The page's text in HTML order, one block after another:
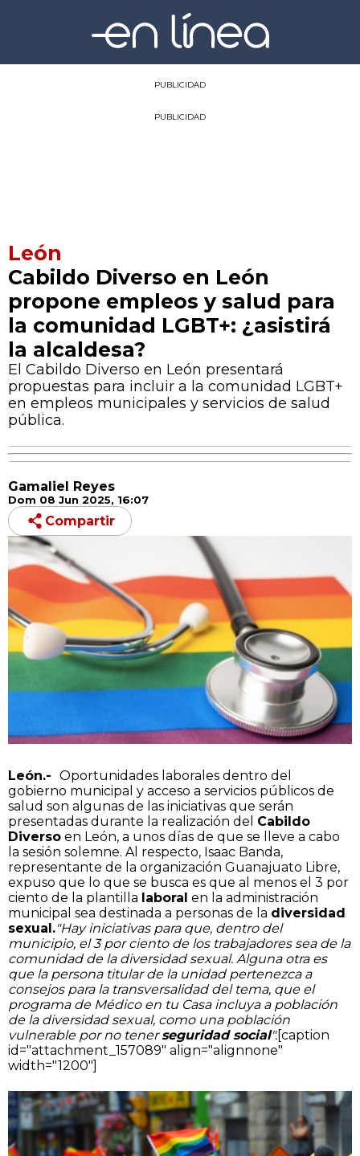
PUBLICIDAD
PUBLICIDAD
León
Cabildo Diverso en León
propone empleos y salud para
la comunidad LGBT+: ¿asistirá
la alcaldesa?
El Cabildo Diverso en León presentará
propuestas para incluir a la comunidad LGBT+
en empleos municipales y servicios de salud
pública.
Gamaliel Reyes
Dom 08 Jun 2025, 16:07
Compartir
León.- Oportunidades laborales dentro del
gobierno municipal y acceso a servicios públicos de
salud son algunas de las iniciativas que serán
presentadas durante la realización del Cabildo
Diverso en León, a unos días de que se lleve a cabo
la sesión solemne. Al respecto, Isaac Banda,
representante de la organización Guanajuato Libre,
expuso que lo que se busca es que al menos el 3 por
ciento de la plantilla laboral en la administración
municipal sea destinada a personas de la diversidad
sexual."Hay iniciativas para que, dentro del
municipio, el 3 por ciento de los trabajadores sea de la
comunidad de la diversidad sexual. Alguna otra es
que la persona titular de la unidad pertenezca a
consejos para la transversalidad del tema, que el
programa de Médico en tu Casa incluya a población
de la diversidad sexual, como una población
vulnerable por no tenerseguridad social".[caption
id="attachment_157089" align="alignnone"
width="1200"]